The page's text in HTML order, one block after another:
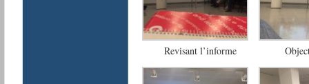
Revisant l’informe